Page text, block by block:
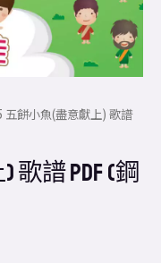
五餅小魚(盡意獻上) 歌譜
譜 PDF (鋼